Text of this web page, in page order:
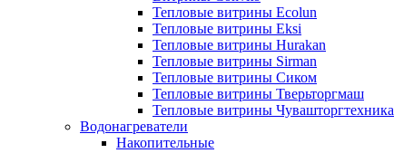
Тепловые витрины Ecolun
Тепловые витрины Eksi
Тепловые витрины Hurakan
Тепловые витрины Sirman
Тепловые витрины Сиком
Тепловые витрины Тверьторгмаш
Тепловые витрины Чувашторгтехника
Водонагреватели
Накопительные